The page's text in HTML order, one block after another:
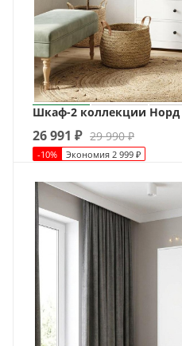
Шкаф-2 коллекции
26 991 ₽ 29 990₽
-10% Экономия 2 999 ₽